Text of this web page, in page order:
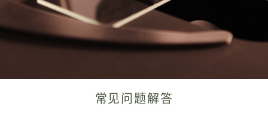
常见问题解答